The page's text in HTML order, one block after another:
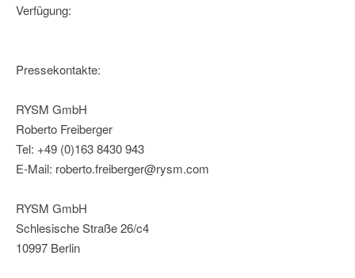
Verfügung:
Pressekontakte:
RYSM GmbH
Roberto Freiberger
Tel: +49 (0)163 8430 943
E-Mail: roberto.freiberger@rysm.com
RYSM GmbH
Schlesische Straße 26/c4
10997 Berlin